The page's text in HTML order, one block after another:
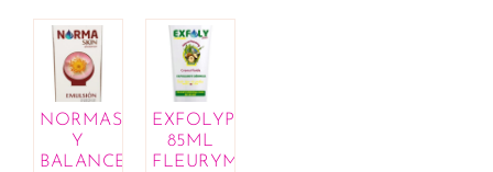
NORMASKIN
Y
BALANCE
EXFOLYPSOR
85ML
FLEURYMER